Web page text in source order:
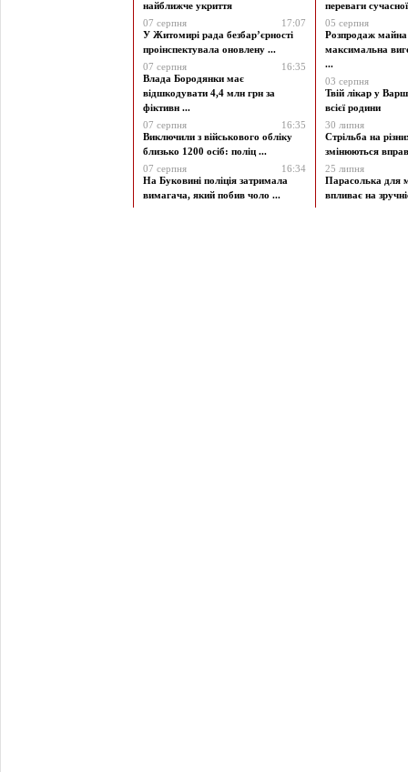
найближче укриття
07 серпня
17:07
У Житомирі рада безбар’єрності
проінспектувала оновлену ...
07 серпня
16:35
Влада Бородянки має
відшкодувати 4,4 млн грн за
фіктивн ...
07 серпня
16:35
Виключили з військового обліку
близько 1200 осіб: поліц ...
07 серпня
16:34
На Буковині поліція затримала
вимагача, який побив чоло ...
переваги
05 серпня
Розпродаж майна
максимальна
...
03 серпня
Твій лікар у
всієї родини
30 липня
Стрільба на
змінюються
25 липня
Парасолька для
впливає на